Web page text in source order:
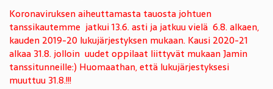
Koronaviruksen aiheuttamasta tauosta johtuen
tanssikautemme jatkui 13.6. asti ja jatkuu vielä 6.8. alkaen,
kauden 2019-20 lukujärjestyksen mukaan. Kausi 2020-21
alkaa 31.8. jolloin uudet oppilaat liittyvät mukaan Jamin
tanssitunneille:) Huomaathan, että lukujärjestyksesi
muuttuu 31.8.!!!